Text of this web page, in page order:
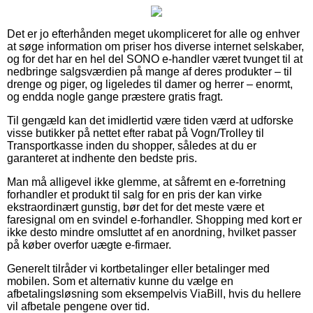
Det er jo efterhånden meget ukompliceret for alle og enhver
at søge information om priser hos diverse internet selskaber,
og for det har en hel del SONO e-handler været tvunget til at
nedbringe salgsværdien på mange af deres produkter – til
drenge og piger, og ligeledes til damer og herrer – enormt,
og endda nogle gange præstere gratis fragt.
Til gengæld kan det imidlertid være tiden værd at udforske
visse butikker på nettet efter rabat på Vogn/Trolley til
Transportkasse inden du shopper, således at du er
garanteret at indhente den bedste pris.
Man må alligevel ikke glemme, at såfremt en e-forretning
forhandler et produkt til salg for en pris der kan virke
ekstraordinært gunstig, bør det for det meste være et
faresignal om en svindel e-forhandler. Shopping med kort er
ikke desto mindre omsluttet af en anordning, hvilket passer
på køber overfor uægte e-firmaer.
Generelt tilråder vi kortbetalinger eller betalinger med
mobilen. Som et alternativ kunne du vælge en
afbetalingsløsning som eksempelvis ViaBill, hvis du hellere
vil afbetale pengene over tid.